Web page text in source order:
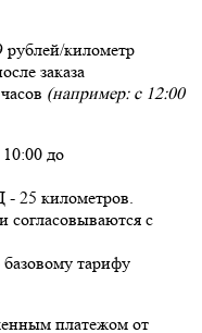
рублей/километр
заказа
(например: с 12:00
10:00 до
- 25 километров
согласовываются с
тарифу
платежом от